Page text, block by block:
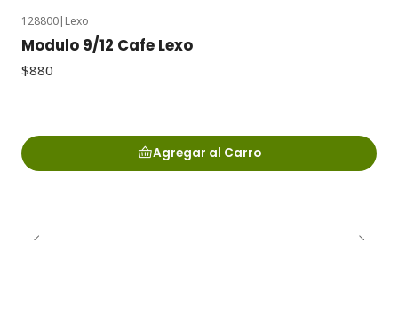
128800| Lexo
Modulo 9/12 Cafe Lexo
$880
Agregar al Carro